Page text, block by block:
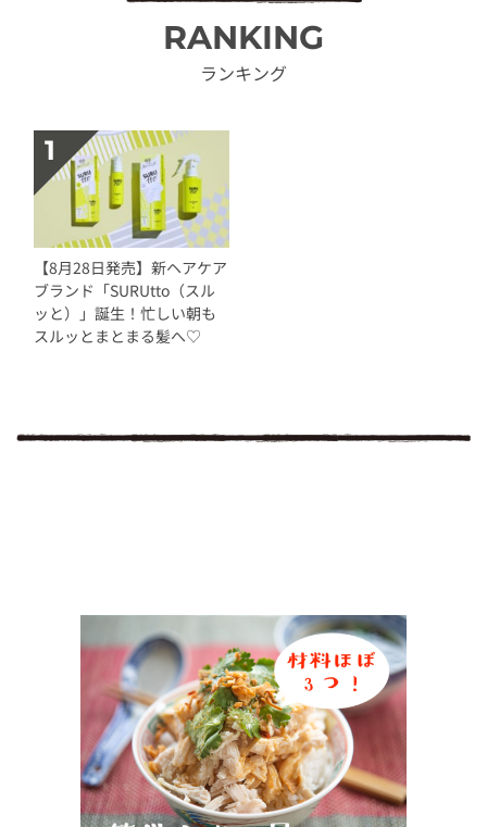
RANKING
ランキング
【8月28日発売】新ヘアケア
ブランド「SURUtto（スル
ッと）」誕生！忙しい朝も
スルッとまとまる髪へ♡